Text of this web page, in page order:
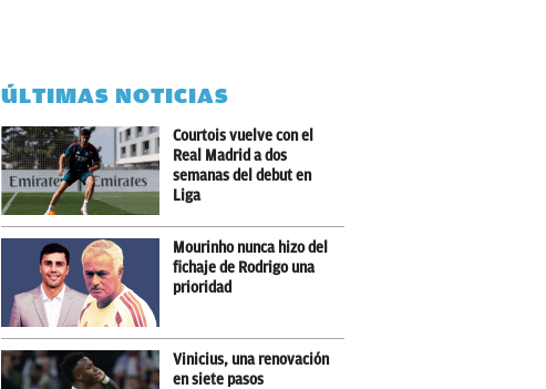
ÚLTIMAS NOTICIAS
Courtois vuelve con el
Real Madrid a dos
semanas del debut en
Liga
Mourinho nunca hizo del
fichaje de Rodrigo una
prioridad
Vinicius, una renovación
en siete pasos